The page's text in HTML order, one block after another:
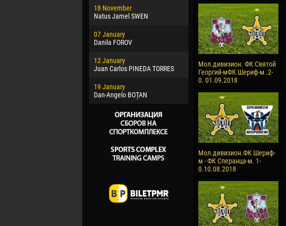
18 November
Natus Jamel SWEN
07 January
Danila FOROV
12 January
Juan Carlos PINEDA TORRES
19 January
Dan-Angelo BOȚAN
Jayder Moreno ASPRILLA
22 March
Samba KONÉ
26 March
Vitor Hugo Morais de OLIVEIRA
28 March
Мол.дивизион. ФК Святой
Георгий-мФК Шериф-м .2-
0. 01.09.2018
Мол.дивизион.ФК Шериф-
м - ФК Сперанца-м. 1-
0.10.08.2018